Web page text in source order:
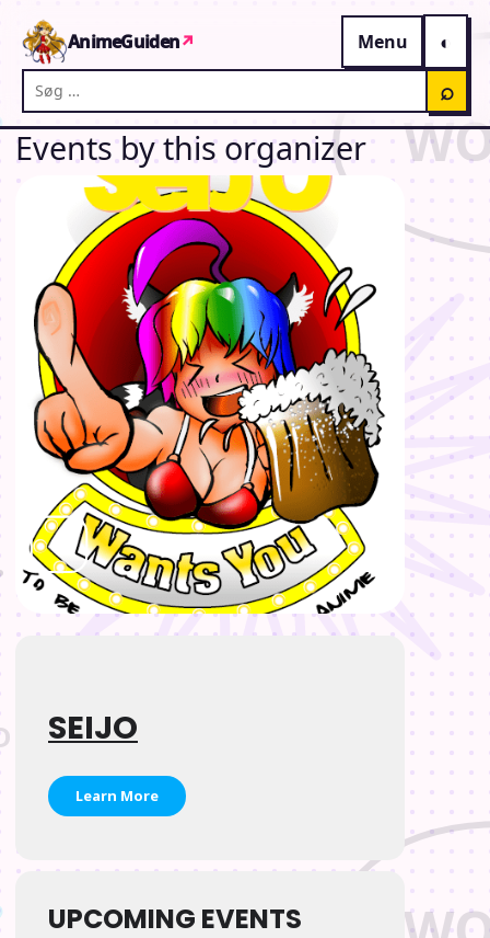
AnimeGuiden↗
Menu
Søg på AnimeGuiden
⌕
Events by this organizer
SEIJO
Learn More
UPCOMING EVENTS